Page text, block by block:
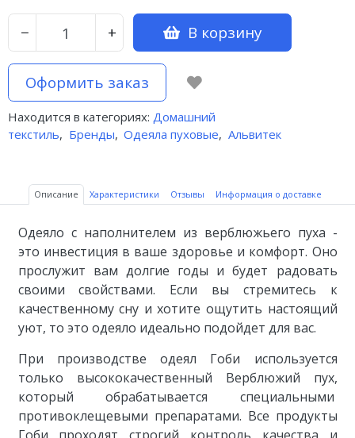
− + В корзину
Оформить заказ
Находится в категориях: Домашний
текстиль, Бренды, Одеяла пуховые, Альвитек
Описание Характеристики Отзывы Информация о доставке
Одеяло с наполнителем из верблюжьего пуха -
это инвестиция в ваше здоровье и комфорт. Оно
прослужит вам долгие годы и будет радовать
своими свойствами. Если вы стремитесь к
качественному сну и хотите ощутить настоящий
уют, то это одеяло идеально подойдет для вас.
При производстве одеял Гоби используется
только высококачественный Верблюжий пух,
который обрабатывается специальными
противоклещевыми препаратами. Все продукты